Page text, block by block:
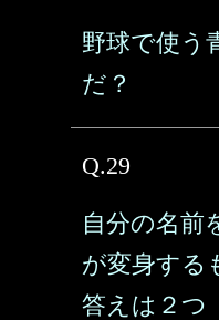
野球で使う
だ？
Q.29
自分の名前
が変身する
答えは２つ